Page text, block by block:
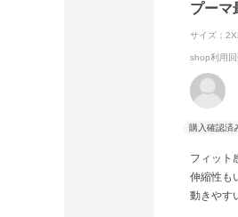
プーマ
サイズ：2XL
shop利用
フィット
伸縮性も
動きやす